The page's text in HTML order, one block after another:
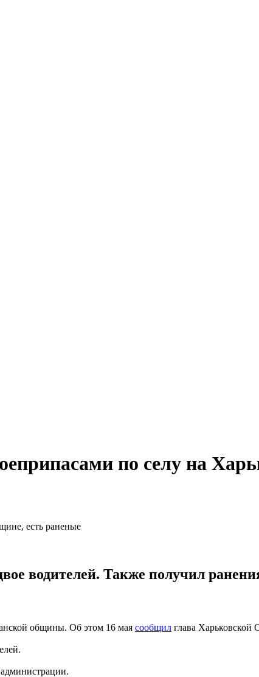
по селу на
водителей. Также получил
общины. Об этом 16 мая сообщил глава